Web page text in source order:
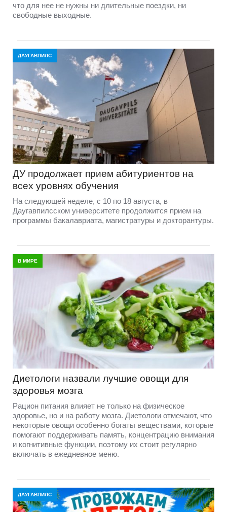
что для нее не нужны ни длительные поездки, ни
свободные выходные.
ДАУГАВПИЛС
ДУ продолжает прием абитуриентов на
всех уровнях обучения
На следующей неделе, с 10 по 18 августа, в
Даугавпилсском университете продолжится прием на
программы бакалавриата, магистратуры и докторантуры.
В МИРЕ
Диетологи назвали лучшие овощи для
здоровья мозга
Рацион питания влияет не только на физическое
здоровье, но и на работу мозга. Диетологи отмечают, что
некоторые овощи особенно богаты веществами, которые
помогают поддерживать память, концентрацию внимания
и когнитивные функции, поэтому их стоит регулярно
включать в ежедневное меню.
ДАУГАВПИЛС